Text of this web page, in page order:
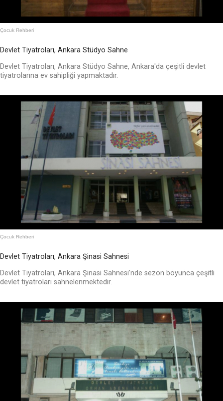
Çocuk Rehberi
Devlet Tiyatroları, Ankara Stüdyo Sahne
Devlet Tiyatroları, Ankara Stüdyo Sahne, Ankara'da çeşitli devlet
tiyatrolarına ev sahipliği yapmaktadır.
Çocuk Rehberi
Devlet Tiyatroları, Ankara Şinasi Sahnesi
Devlet Tiyatroları, Ankara Şinasi Sahnesi'nde sezon boyunca çeşitli
devlet tiyatroları sahnelenmektedir.